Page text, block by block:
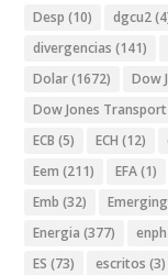
Desp (10) dgcu2
divergencias (141)
Dolar(1672) Dow
Dow Jones Transport
ECB (5) ECH (12)
Eem (211) EFA(1)
Emb (32)
Energia (377) enph
ES (73) escritos (3)